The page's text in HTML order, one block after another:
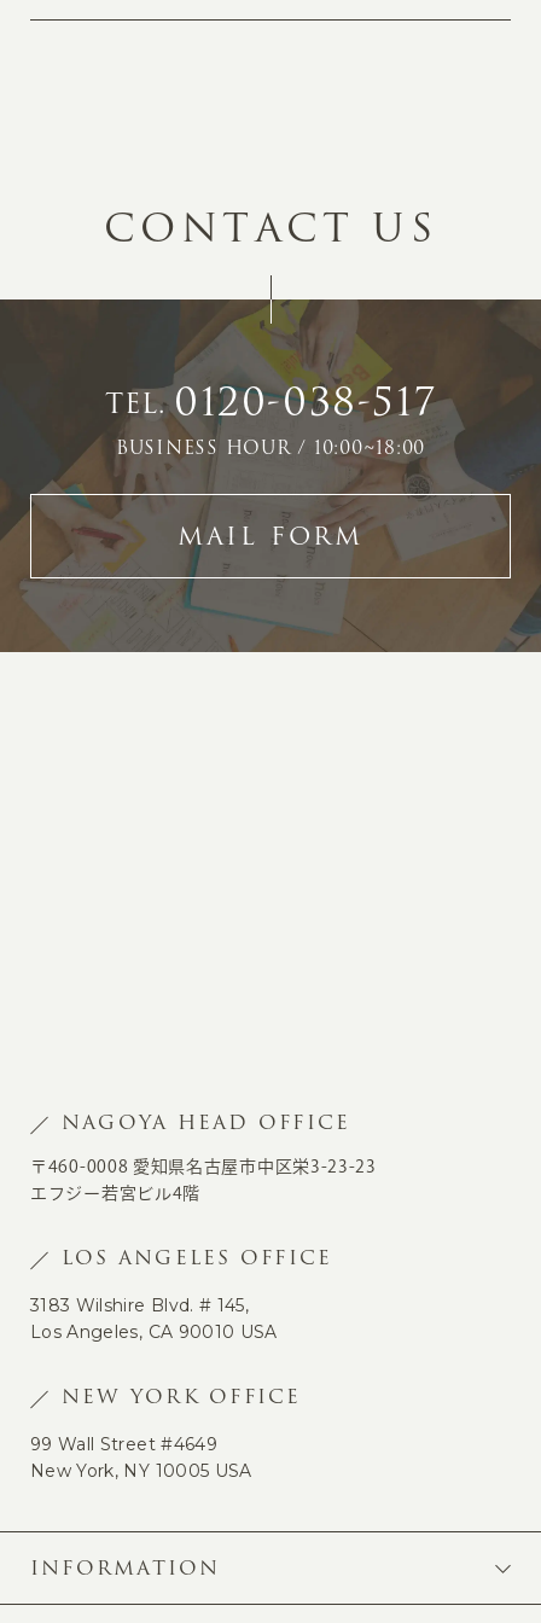
CONTACT US
TEL.0120-038-517
BUSINESS HOUR / 10:00~18:00
MAIL FORM
NAGOYA HEAD OFFICE
〒460-0008 愛知県名古屋市中区栄3-23-23
エフジー若宮ビル4階
LOS ANGELES OFFICE
3183 Wilshire Blvd. # 145,
Los Angeles, CA 90010 USA
NEW YORK OFFICE
99 Wall Street #4649
New York, NY 10005 USA
INFORMATION